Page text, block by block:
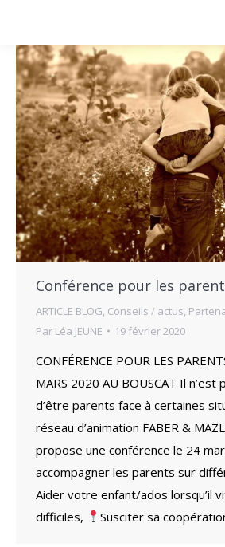
Conférence pour les
ARTICLE BLOG, Conseils / actus,
Par Léa JEUNE 19 février 2020
CONFÉRENCE POUR LES
MARS 2020 AU BOUSCAT Il
d’être parents face à certaines
réseau d’animation FABER &
propose une conférence le 24
accompagner les parents sur
Aider votre enfant/ados lorsqu’il
difficiles,
Susciter sa